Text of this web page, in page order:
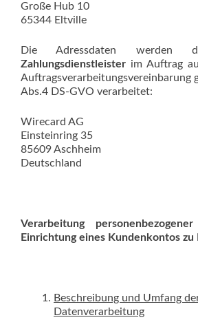
Große Hub 10
65344 Eltville
Die Adressdaten werden
Zahlungsdienstleister im Auftrag
Auftragsverarbeitungsvereinbarung
Abs.4 DS-GVO verarbeitet:
Wirecard AG
Einsteinring 35
85609 Aschheim
Deutschland
Verarbeitung
Einrichtung eines Kundenkontos
Beschreibung und Umfang
Datenverarbeitung